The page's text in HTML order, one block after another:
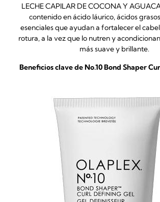
LECHE CAPILAR DE COCONA Y
contenido en ácido láurico, ácidos
esenciales que ayudan a fortalecer el
rotura, a la vez que lo nutren y
más suave y brillante.
Beneficios clave de No.10 Bond Shaper